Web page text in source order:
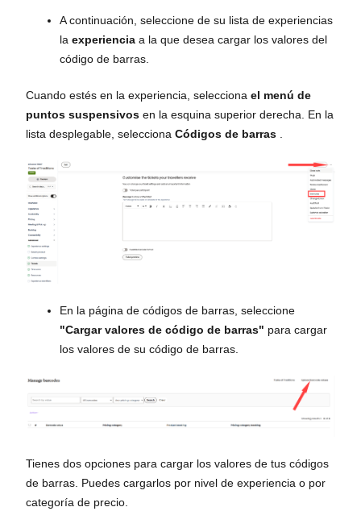
A continuación, seleccione de su lista de experiencias
la experiencia a la que desea cargar los valores del
código de barras.
Cuando estés en la experiencia, selecciona el menú de
puntos suspensivos en la esquina superior derecha. En la
lista desplegable, selecciona Códigos de barras
En la página de códigos de barras, seleccione
"Cargar valores de código de barras" para cargar
los valores de su código de barras.
Tienes dos opciones para cargar los valores de tus códigos
de barras. Puedes cargarlos por nivel de experiencia o por
categoría de precio.